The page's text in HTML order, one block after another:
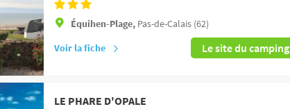
Équihen-Plage, Pas-de-Calais (62)
Voir la fiche
Le site du camping
LE PHARE D'OPALE